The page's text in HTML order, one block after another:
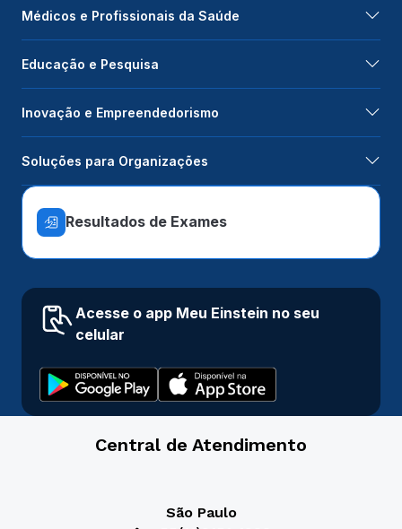
Médicos e Profissionais da Saúde
Educação e Pesquisa
Inovação e Empreendedorismo
Soluções para Organizações
Resultados de Exames
Acesse o app Meu Einstein no seu
celular
Central de Atendimento
São Paulo